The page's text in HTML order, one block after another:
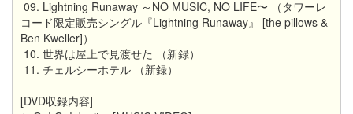
09. Lightning Runaway ～NO MUSIC, NO LIFE〜 （タワーレ
コード限定販売シングル『Lightning Runaway』 [the pillows &
Ben Kweller]）
10. 世界は屋上で見渡せた （新録）
11. チェルシーホテル （新録）
[DVD収録内容]